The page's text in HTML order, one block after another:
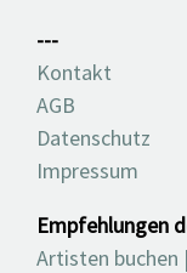
---
Kontakt
AGB
Datenschutz
Impressum
Empfehlungen
Artisten buchen |